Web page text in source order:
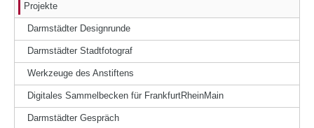
Projekte
Darmstädter Designrunde
Darmstädter Stadtfotograf
Werkzeuge des Anstiftens
Digitales Sammelbecken für FrankfurtRheinMain
Darmstädter Gespräch